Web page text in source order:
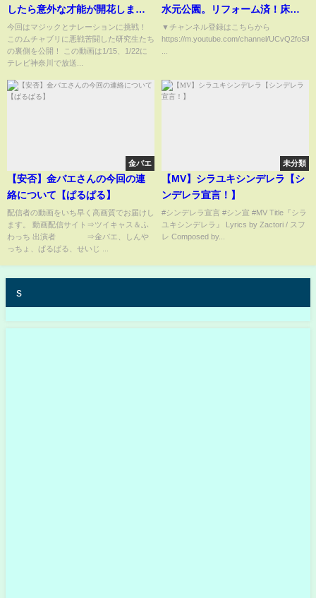
したら意外な才能が開花しまし
たww ［English subtitles］
今回はマジックとナレーションに挑戦！
このムチャブリに悪戦苦闘した研究生たち
の裏側を公開！ この動画は1/15、1/22に
テレビ神奈川で放送...
水元公園。リフォーム済！床暖
房設備有！ペット飼育可！水元
公園まで徒歩１分の立地で９０
式会社One のいちいち社長＞
▼チャンネル登録はこちらから
https://m.youtube.com/channel/
金バエ
【安否】金バエさんの今回の連
絡について【ぱるぱる】
配信者の動画をいち早く高画質でお届けし
ます。 動画配信サイト⇒ツイキャス＆ふ
わっち 出演者 ⇒金バエ、しんや
っちょ、ぱるぱる、せいじ ...
未分類
【MV】シラユキシンデレラ【シ
ンデレラ宣言！】
#シンデレラ宣言 #シン宣 #MV Title『シラ
ユキシンデレラ』 Lyrics by Zactori / スフ
レ Composed by...
s